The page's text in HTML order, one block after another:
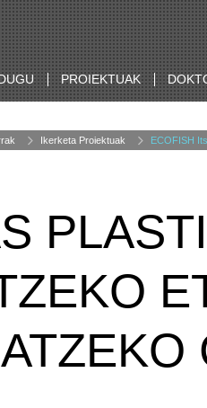
PROIEKTUAK
Ikerketa Proiektuak ECOFISH